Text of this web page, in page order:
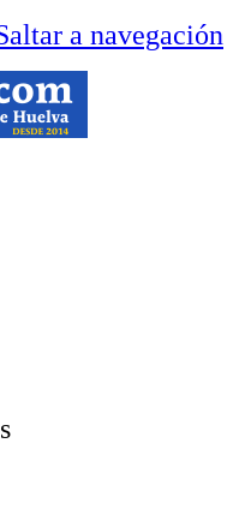
a navegación